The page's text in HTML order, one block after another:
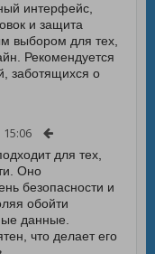
интерфейс,
и защита
выбором для тех,
Рекомендуется
заботящихся о
15:06
для тех,
Оно
безопасности и
обойти
данные.
что делает его